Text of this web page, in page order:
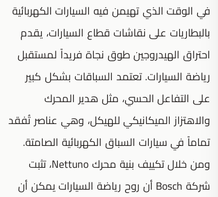
في الوقت الذي تهيمن فيه السيارات الكهربائية
بالبطاريات على نقاشات قطاع السيارات، يقدم
احتراق الهيدروجين طوق نجاة فريداً لمستقبل
رياضة السيارات. تعتمد السباقات بشكل كبير
على التفاعل الحسي، مثل هدير المحرك
والاهتزاز الميكانيكي للهيكل، وهي عناصر تُفقد
تماماً في سيارات السباق الكهربائية الصامتة.
ومن خلال تكييف بنية محرك Nettuno، تثبت
شركة Bosch أن روح رياضة السيارات يمكن أن